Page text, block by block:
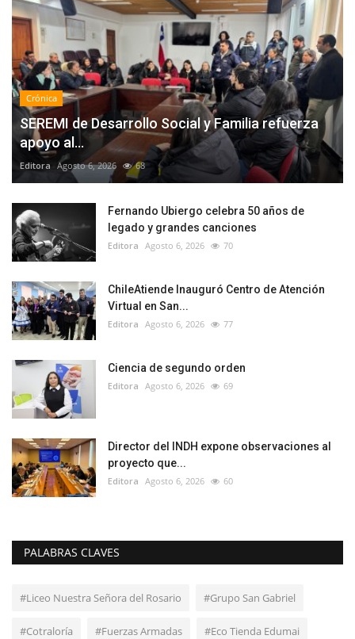
Crónica
SEREMI de Desarrollo Social y Familia refuerza
apoyo al...
Editora Agosto 6, 2026 68
Fernando Ubiergo celebra 50 años de
legado y grandes canciones
Editora Agosto 6, 2026 70
ChileAtiende Inauguró Centro de Atención
Virtual en San...
Editora Agosto 6, 2026 77
Ciencia de segundo orden
Editora Agosto 6, 2026 69
Director del INDH expone observaciones al
proyecto que...
Editora Agosto 6, 2026 60
PALABRAS CLAVES
#Liceo Nuestra Señora del Rosario #Grupo San Gabriel
#Cotraloría #Fuerzas Armadas #Eco Tienda Edumai